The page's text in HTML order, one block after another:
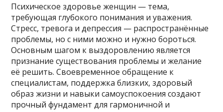
Психическое здоровье женщин — тема,
требующая глубокого понимания и уважения.
Стресс, тревога и депрессия — распространённые
проблемы, но с ними можно и нужно бороться.
Основным шагом к выздоровлению является
признание существования проблемы и желание
её решить. Своевременное обращение к
специалистам, поддержка близких, здоровый
образ жизни и навыки самоуспокоения создают
прочный фундамент для гармоничной и